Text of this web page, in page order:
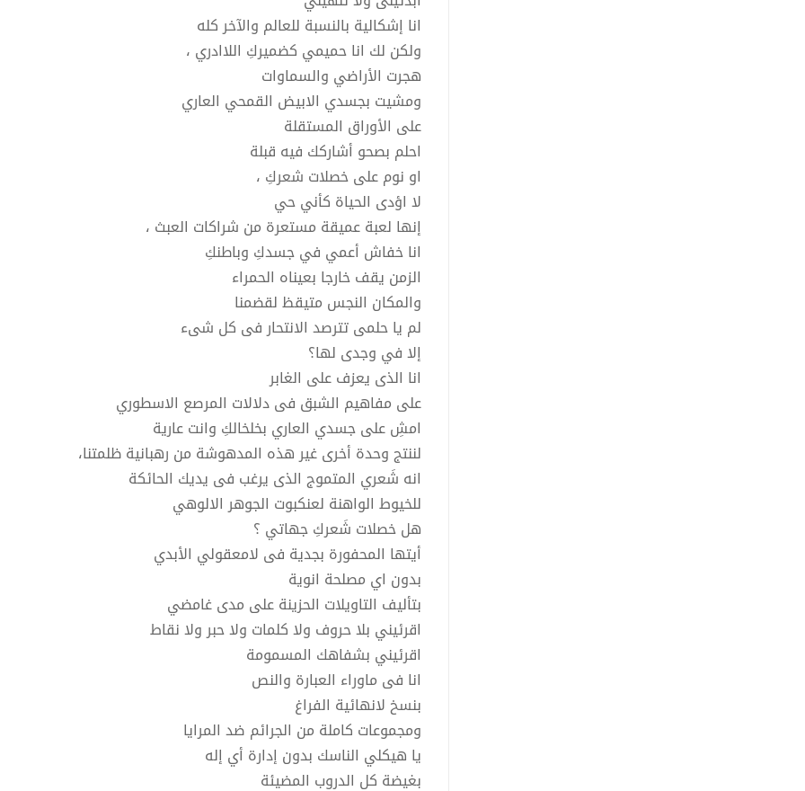
انا إشكالية بالنسبة للعالم والآخر كله
ولكن لك انا حميمي كضميركِ اللاادري ،
هجرت الأراضي والسماوات
ومشيت بجسدي الابيض القمحي العاري
على الأوراق المستقلة
احلم بصحو أشاركك فيه قبلة
او نوم على خصلات شعركِ ،
لا اؤدى الحياة كأني حي
إنها لعبة عميقة مستعرة من شراكات العبث ،
انا خفاش أعمي في جسدكِ وباطنكِ
الزمن يقف خارجا بعيناه الحمراء
والمكان النجس متيقظ لقضمنا
لم يا حلمى تترصد الانتحار فى كل شىء
إلا في وجدى لها؟
انا الذى يعزف على الغابر
على مفاهيم الشبق فى دلالات المرصع الاسطوري
امشِ على جسدي العاري بخلخالكِ وانت عارية
لننتج وحدة أخرى غير هذه المدهوشة من رهبانية ظلمتنا،
انه شَعري المتموج الذى يرغب فى يديك الحائكة
للخيوط الواهنة لعنكبوت الجوهر الالوهي
هل خصلات شَعركِ جهاتي ؟
أيتها المحفورة بجدية فى لامعقولي الأبدي
بدون اي مصلحة انوية
بتأليف التاويلات الحزينة على مدى غامضي
اقرئيني بلا حروف ولا كلمات ولا حبر ولا نقاط
اقرئيني بشفاهك المسمومة
انا فى ماوراء العبارة والنص
بنسخ لانهائية الفراغ
ومجموعات كاملة من الجرائم ضد المرايا
يا هيكلي الناسك بدون إدارة أي إله
بغيضة كل الدروب المضيئة